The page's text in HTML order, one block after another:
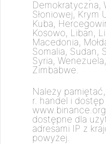
Demokratyczna,
Słoniowej, Krym
Kuba,
Kosowo, Liban,
Macedonia,
Somalia, Sudan,
Syria,
Zimbabwe.
Należy
r. handel i
dostępne dla
adresami IP z
powyżej.